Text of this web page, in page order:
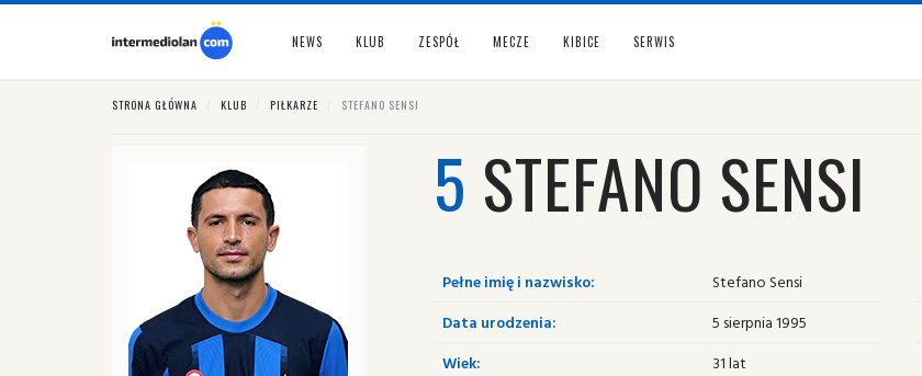
NEWS KLUB ZESPÓŁ MECZE KIBICE SERWIS
STRONA GŁÓWNA KLUB PIŁKARZE STEFANO SENSI
5 STEFANO SENSI
Pełne imię i nazwisko:
Stefano Sensi
Data urodzenia:
5 sierpnia 1995
Wiek:
31 lat